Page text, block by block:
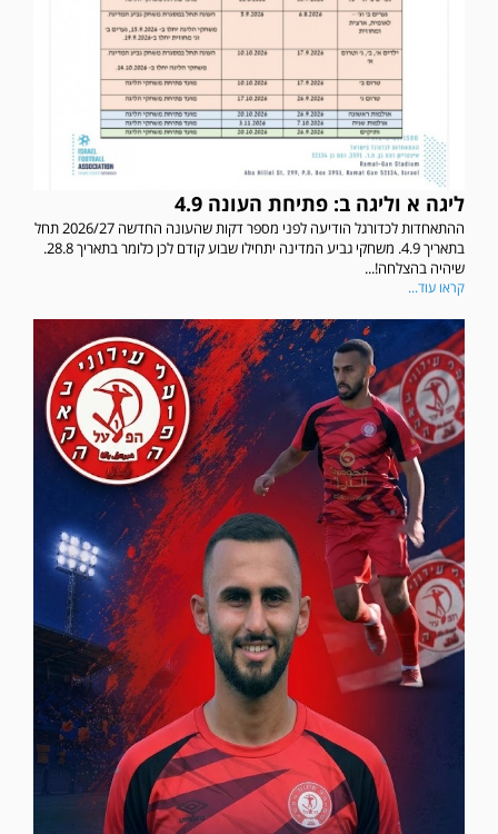
ליגה א וליגה ב: פתיחת העונה 4.9
ההתאחדות לכדורגל הודיעה לפני מספר דקות שהעונה החדשה 2026/27 תחל
בתאריך 4.9. משחקי גביע המדינה יתחילו שבוע קודם לכן כלומר בתאריך 28.8.
שיהיה בהצלחה!...
קראו עוד...